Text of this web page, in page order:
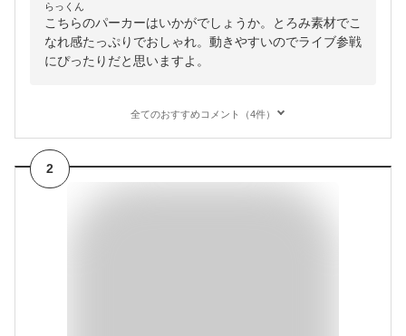
らっくん
こちらのパーカーはいかがでしょうか。とろみ素材でこ
なれ感たっぷりでおしゃれ。動きやすいのでライブ参戦
にぴったりだと思いますよ。
全てのおすすめコメント（4件）
2